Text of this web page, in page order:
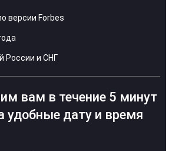
версии Forbes
России и СНГ
вам в течение 5 минут
удобные дату и время